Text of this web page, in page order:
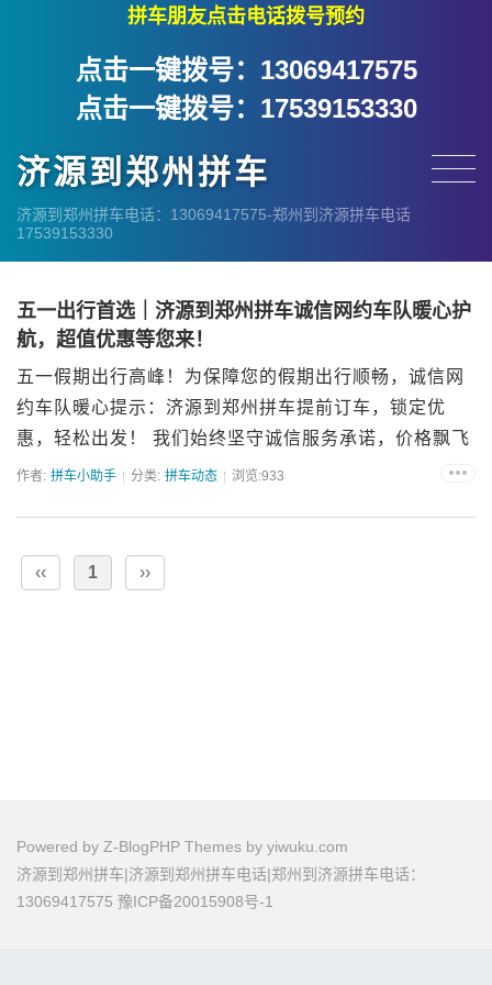
拼车朋友点击电话拨号预约
点击一键拨号：13069417575
点击一键拨号：17539153330
济源到郑州拼车
济源到郑州拼车电话：13069417575-郑州到济源拼车电话
17539153330
五一出行首选｜济源到郑州拼车诚信网约车队暖心护
航，超值优惠等您来！
五一假期出行高峰！为保障您的假期出行顺畅，诚信网
约车队暖心提示：济源到郑州拼车提前订车，锁定优
惠，轻松出发！ 我们始终坚守诚信服务承诺，价格飘飞
的假期，诚信网约车队五一期间绝不涨价，推出三大超
作者: 拼车小助手 分类: 拼车动态 浏览:933
‹‹ 1 ››
Powered by Z-BlogPHP Themes by yiwuku.com
济源到郑州拼车|济源到郑州拼车电话|郑州到济源拼车电话：
13069417575 豫ICP备20015908号-1